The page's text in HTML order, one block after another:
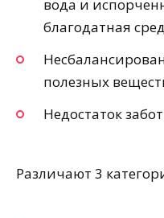
вода и
благодатная
полезных
Недостаток
Различают 3